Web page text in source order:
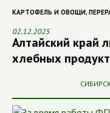
КАРТОФЕЛЬ И ОВОЩИ,
02.12.2025
Алтайский край
хлебных